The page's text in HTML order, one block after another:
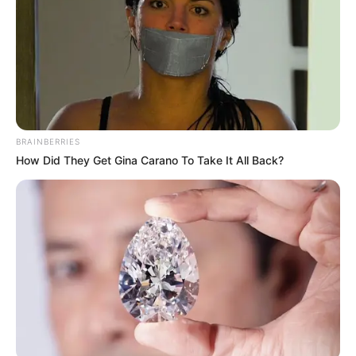
BRAINBERRIES
How Did They Get Gina Carano To Take It All Back?